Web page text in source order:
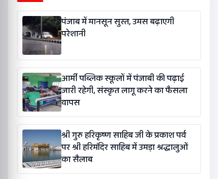
पंजाब में मानसून सुस्त, उमस बढ़ाएगी
परेशानी
आर्मी पब्लिक स्कूलों में पंजाबी की पढ़ाई
जारी रहेगी, संस्कृत लागू करने का फैसला
वापस
श्री गुरु हरिकृष्ण साहिब जी के प्रकाश पर्व
पर श्री हरिमंदिर साहिब में उमड़ा श्रद्धालुओं
का सैलाब